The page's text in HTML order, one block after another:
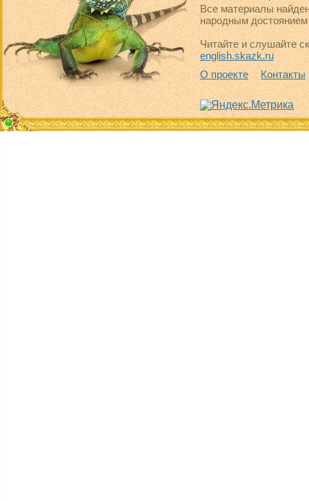
Все материалы
народным достоянием
Читайте и слушайте
english.skazk.ru
О проекте
Контакты